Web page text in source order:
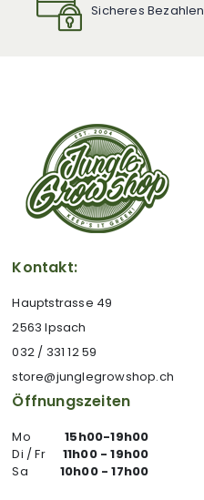
Sicheres Bezahlen
Kontakt:
Hauptstrasse 49
2563 Ipsach
032 / 331 12 59
store@junglegrowshop.ch
Öffnungszeiten
Mo
15h00-19h00
Di / Fr
11h00 - 19h00
Sa
10h00 - 17h00